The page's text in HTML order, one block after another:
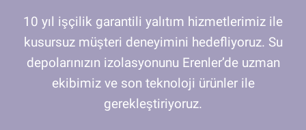
10 yıl işçilik garantili yalıtım hizmetlerimiz ile
kusursuz müşteri deneyimini hedefliyoruz. Su
depolarınızın izolasyonunu Erenler’de uzman
ekibimiz ve son teknoloji ürünler ile
gerekleştiriyoruz.